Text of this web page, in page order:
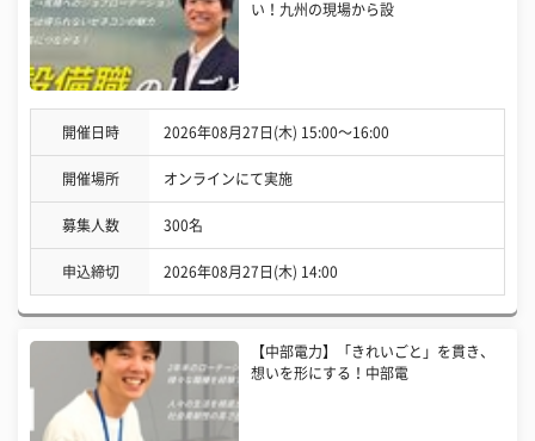
い！九州の現場から設
開催日時 2026年08月27日(木) 15:00〜16:00
開催場所 オンラインにて実施
募集人数 300名
申込締切 2026年08月27日(木) 14:00
【中部電力】「きれいごと」を貫き、
想いを形にする！中部電